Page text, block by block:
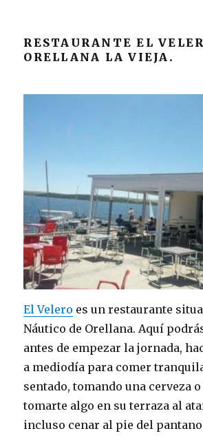
RESTAURANTE EL
ORELLANA LA VIEJA.
El Velero es un restaurante
Náutico de Orellana. Aquí
antes de empezar la jornada,
a mediodía para comer
sentado, tomando una cerveza
tomarte algo en su terraza al
incluso cenar al pie del